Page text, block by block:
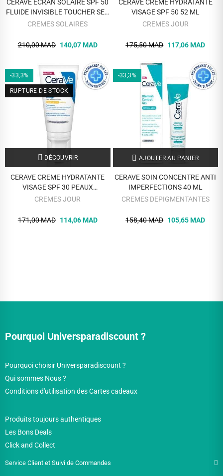
CERAVE ECRAN SOLAIRE SPF 50
FLUIDE INVISIBLE TOUCHER SEC
50 ML
CREMES SOLAIRES
210,00 MAD 140,07 MAD
CERAVE CREME HYDRATANTE
VISAGE SPF 50 52 ML
CREMES JOUR
175,50 MAD 117,06 MAD
-33,3%
RUPTURE DE STOCK
DÉCOUVRIR
CERAVE CREME HYDRATANTE
VISAGE SPF 30 PEAUX
NORMALES A SECHES 52 ML
CREMES JOUR
171,00 MAD 114,06 MAD
-33,3%
AJOUTER AU PANIER
CERAVE SOIN CONCENTRE ANTI
IMPERFECTIONS 40 ML
CREMES DEPIGMENTANTES
158,40 MAD 105,65 MAD
Pourquoi Universparadiscount ?
Pourquoi choisir Universparadiscount ?
Qui sommes Nous ?
Conditions d'utilisation des Cartes cadeaux
Produits toujours authentiques
Les Bons Deals
Click and Collect
Service Client et Suivi de Commandes